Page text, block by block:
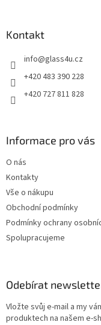
Kontakt
info@glass4u.cz
+420 483 390 228
+420 727 811 828
Informace pro vás
O nás
Kontakty
Vše o nákupu
Obchodní podmínky
Podmínky ochrany
Spolupracujeme
Odebírat
Vložte svůj e-mail a my
produktech na našem e-